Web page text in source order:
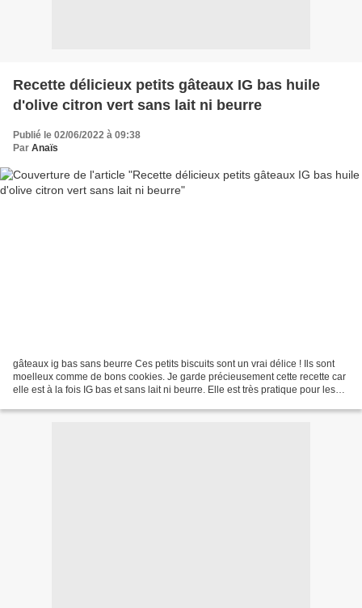
Recette délicieux petits gâteaux IG bas huile
d'olive citron vert sans lait ni beurre
Publié le 02/06/2022 à 09:38
Par Anaïs
gâteaux ig bas sans beurre Ces petits biscuits sont un vrai délice ! Ils sont
moelleux comme de bons cookies. Je garde précieusement cette recette car
elle est à la fois IG bas et sans lait ni beurre. Elle est très pratique pour les